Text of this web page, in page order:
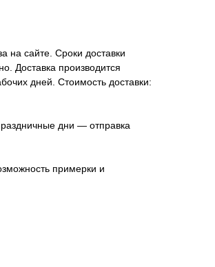
на сайте. Сроки доставки
Доставка производится
дней. Стоимость доставки:
дни — отправка
примерки и